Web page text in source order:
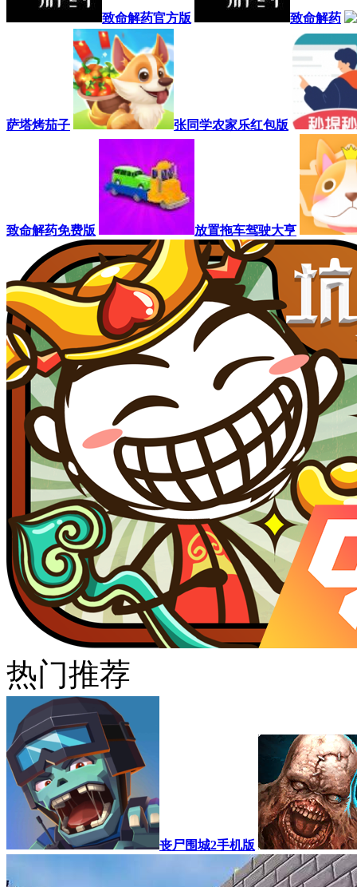
致命解药官方版 致命解药
萨塔烤茄子 张同学农家乐红包版
致命解药免费版 放置拖车驾驶大亨
热门推荐
丧尸围城2手机版